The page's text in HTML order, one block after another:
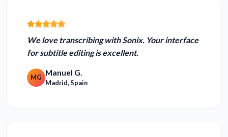
We love transcribing with Sonix. Your interface
for subtitle editing is excellent.
MG Manuel G.
Madrid, Spain